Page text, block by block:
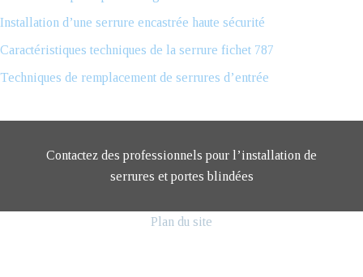
Installation d’une serrure encastrée haute sécurité
Caractéristiques techniques de la serrure fichet 787
Techniques de remplacement de serrures d’entrée
Contactez des professionnels pour l’installation de
serrures et portes blindées
Plan du site